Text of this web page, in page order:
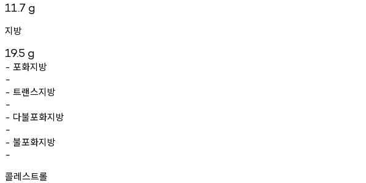
11.7 g
지방
19.5 g
- 포화지방
-
- 트랜스지방
-
- 다불포화지방
-
- 불포화지방
-
콜레스트롤